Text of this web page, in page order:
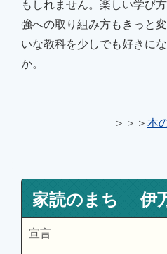
もしれません。楽しい学び
強への取り組み方もきっと
いな教科を少しでも好きに
か。
＞＞＞本
家読のまち 伊
宣言